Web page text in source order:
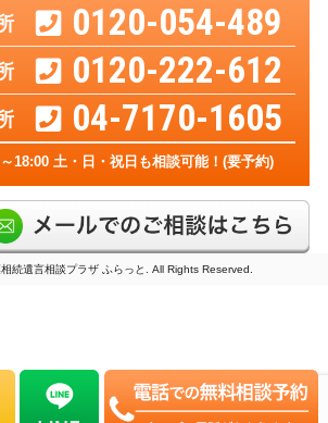
0120-054-489
0120-222-612
04-7170-1605
18:00 土・日・祝日も相談可能！(要予約)
続遺言相談プラザ ふらっと. All Rights Reserved.